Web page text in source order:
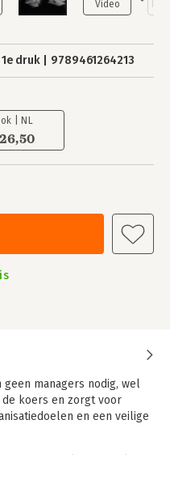
1e druk 9789461264213
| NL
managers nodig, wel
koers en zorgt voor
en een veilige